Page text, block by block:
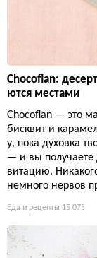
Chocoflan:
ются местами
Chocoflan — это
бисквит и
у, пока духовка
— и вы получаете
витацию.
немного нервов
Еда и рецепты 15 075